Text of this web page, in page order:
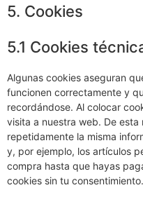
5. Cookies
5.1 Cookies
Algunas cookies aseguran
funcionen correctamente y
recordándose. Al colocar
visita a nuestra web. De
repetidamente la misma
y, por ejemplo, los artículos
compra hasta que hayas
cookies sin tu consentimiento.